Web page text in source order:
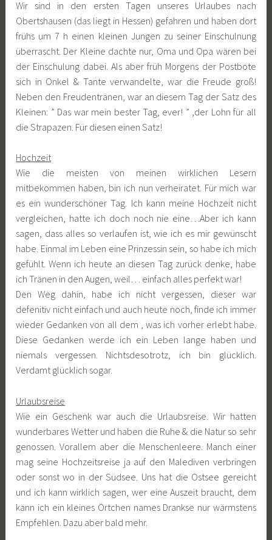
Wir sind in den ersten Tagen unseres Urlaubes nach
Obertshausen (das liegt in Hessen) gefahren und haben dort
frühs um 7 h einen kleinen Jungen zu seiner Einschulnung
überrascht. Der Kleine dachte nur, Oma und Opa wären bei
der Einschulung dabei. Als aber früh Morgens der Postbote
sich in Onkel & Tante verwandelte, war die Freude groß!
Neben den Freudentränen, war an diesem Tag der Satz des
Kleinen: ” Das war mein bester Tag, ever! ” ,der Lohn für all
die Strapazen. Für diesen einen Satz!
Hochzeit
Wie die meisten von meinen wirklichen Lesern
mitbekommen haben, bin ich nun verheiratet. Für mich war
es ein wunderschöner Tag. Ich kann meine Hochzeit nicht
vergleichen, hatte ich doch noch nie eine…Aber ich kann
sagen, dass alles so verlaufen ist, wie ich es mir gewünscht
habe. Einmal im Leben eine Prinzessin sein, so habe ich mich
gefühlt. Wenn ich heute an diesen Tag zurück denke, habe
ich Tränen in den Augen, weil… einfach alles perfekt war!
Den Weg dahin, habe ich nicht vergessen, dieser war
defenitiv nicht einfach und auch heute noch, finde ich immer
wieder Gedanken von all dem , was ich vorher erlebt habe.
Diese Gedanken werde ich ein Leben lange haben und
niemals vergessen. Nichtsdesotrotz, ich bin glücklich.
Verdamt glücklich sogar.
Urlaubsreise
Wie ein Geschenk war auch die Urlaubsreise. Wir hatten
wunderbares Wetter und haben die Ruhe & die Natur so sehr
genossen. Vorallem aber die Menschenleere. Manch einer
mag seine Hochzeitsreise ja auf den Malediven verbringen
oder sonst wo in der Südsee. Uns hat die Ostsee gereicht
und ich kann wirklich sagen, wer eine Auszeit braucht, dem
kann ich ein kleines Örtchen names Drankse nur wärmstens
Empfehlen. Dazu aber bald mehr.